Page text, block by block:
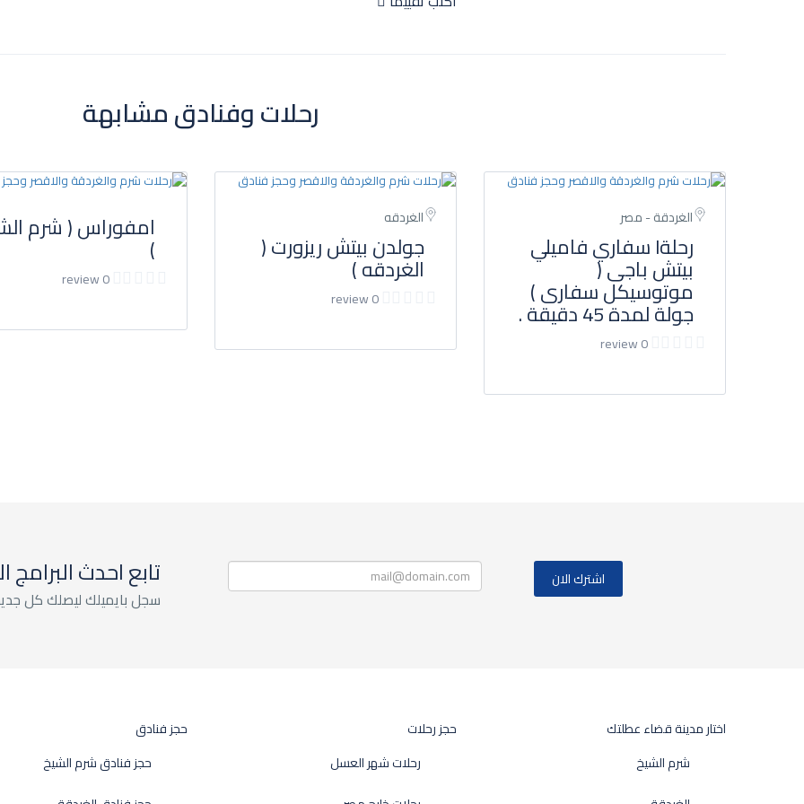
رحلات وفنادق مشابهة
امفوراس ( شرم
)
0 review
الغردقه
جولدن بيتش ريزورت (
الغردقه )
0 review
الغردقة - مصر
رحلةl سفاري فاميلي
بيتش باجى (
موتوسيكل سفارى )
جولة لمدة 45 دقيقة .
0 review
تابع احدث البرامج
سجل بايميلك ليصلك كل
حجز فنادق
حجز فنادق شرم الشيخ
حجز رحلات
رحلات شهر العسل
اختار مدينة قضاء عطلتك
شرم الشيخ